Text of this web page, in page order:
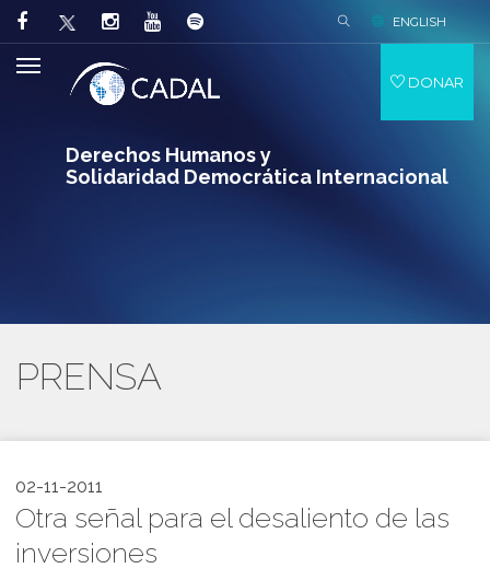
Derechos Humanos y
Solidaridad Democrática Internacional
ENGLISH
DONAR
PRENSA
02-11-2011
Otra señal para el desaliento de las
inversiones